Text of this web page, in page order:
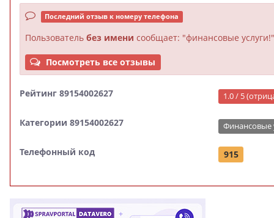
Последний отзыв к номеру телефона
Пользователь без имени сообщает: "финансовые услуги!"
Посмотреть все отзывы
Рейтинг 89154002627 1.0 / 5
Категории 89154002627 Финансовые
Телефонный код 915